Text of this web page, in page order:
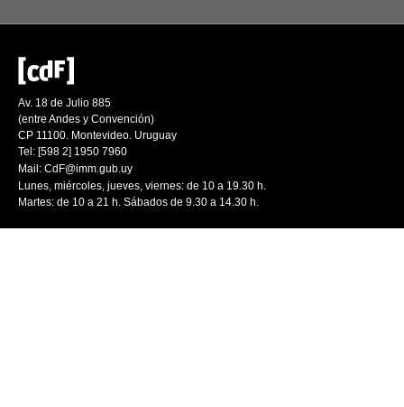
Av. 18 de Julio 885
(entre Andes y Convención)
CP 11100. Montevideo. Uruguay
Tel: [598 2] 1950 7960
Mail: CdF@imm.gub.uy
Lunes, miércoles, jueves, viernes: de 10 a 19.30 h.
Martes: de 10 a 21 h. Sábados de 9.30 a 14.30 h.